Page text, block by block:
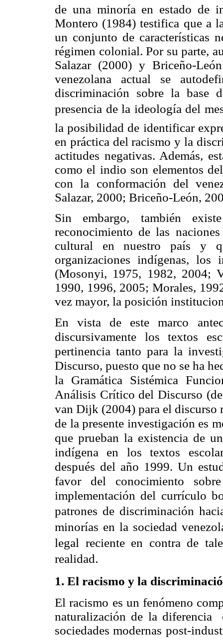
de una minoría en estado de
Montero (1984) testifica que a
un conjunto de características
régimen colonial. Por su parte,
Salazar (2000) y Briceño-
venezolana actual se
discriminación sobre la base
presencia de la ideología del
la posibilidad de identificar
en práctica del racismo y la
actitudes negativas. Además,
como el indio son elementos
con la conformación del
Salazar, 2000; Briceño-León,
Sin embargo, también
reconocimiento de las
cultural en nuestro país y
organizaciones indígenas, los
(Mosonyi, 1975, 1982, 2004;
1990, 1996, 2005; Morales,
vez mayor, la posición
En vista de este marco
discursivamente los textos
pertinencia tanto para la
Discurso, puesto que no se ha
la Gramática Sistémica
Análisis Crítico del Discurso
van Dijk (2004) para el discurso
de la presente investigación es
que prueban la existencia de
indígena en los textos
después del año 1999. Un
favor del conocimiento
implementación del currículo
patrones de discriminación
minorías en la sociedad
legal reciente en contra de
realidad.
1. El racismo y la
El racismo es un fenómeno
naturalización de la diferencia
sociedades modernas post-